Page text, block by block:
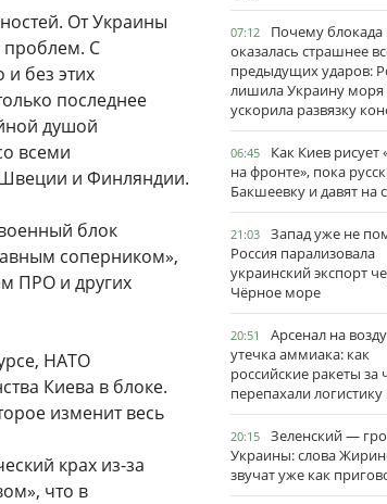
От Украины
проблем. С
и без этих
последнее
душой
всеми
и Финляндии.
блок
соперником»,
ПРО и других
НАТО
Киева в блоке.
изменит весь
крах из-за
что в
07:12
Почему блокада
оказалась страшнее
предыдущих ударов:
лишила Украину моря
ускорила развязку
06:45
Как Киев рисует
на фронте», пока
Бакшеевку и давят на
21:03
Запад уже не
Россия парализовала
украинский экспорт
Чёрное море
20:51
Арсенал на
утечка аммиака: как
российские ракеты за
перепахали
20:15
Зеленский —
Украины: слова
звучат уже как